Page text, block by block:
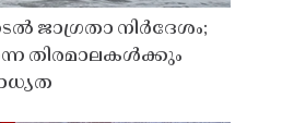
ജാഗ്രതാ നിർദേശം;
തിരമാലകൾക്കും